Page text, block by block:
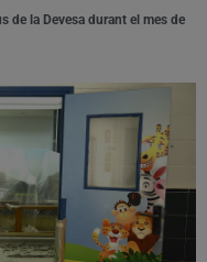
de la Devesa durant el mes de